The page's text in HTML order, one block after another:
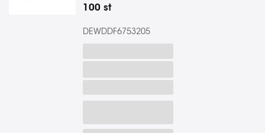
100 st
DEWDDF6753205